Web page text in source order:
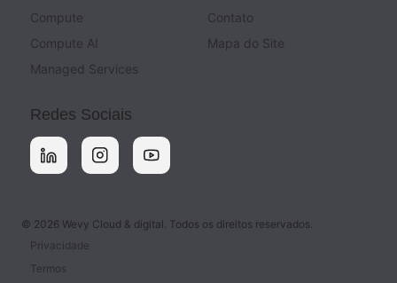
Compute
Compute AI
Managed Services
Contato
Mapa do Site
Redes Sociais
© 2026 Wevy Cloud & digital. Todos os direitos reservados.
Privacidade
Termos